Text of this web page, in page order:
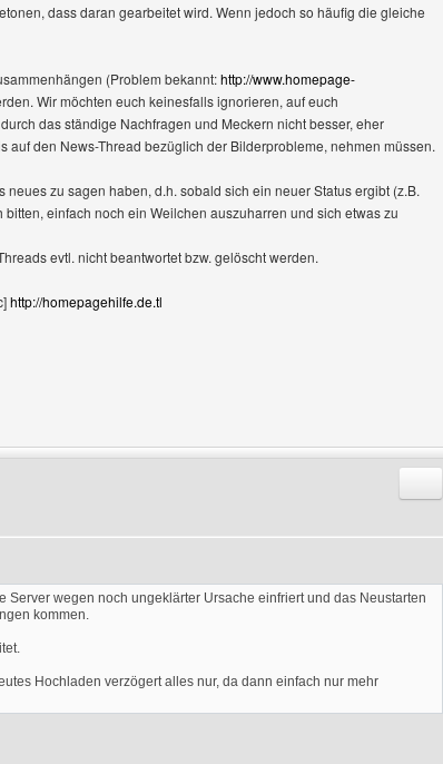
dass daran gearbeitet wird. Wenn jedoch so häufig die gleiche
(Problem bekannt:http://www.homepage-
Wir möchten euch keinesfalls ignorieren, auf euch
das ständige Nachfragen und Meckern nicht besser, eher
den News-Thread bezüglich der Bilderprobleme, nehmen müssen.
zu sagen haben, d.h. sobald sich ein neuer Status ergibt (z.B.
einfach noch ein Weilchen auszuharren und sich etwas zu
evtl. nicht beantwortet bzw. gelöscht werden.
http://homepagehilfe.de.tl
wegen noch ungeklärter Ursache einfriert und das Neustarten
kommen.
Hochladen verzögert alles nur, da dann einfach nur mehr